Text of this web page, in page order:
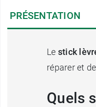
PRÉSENTATION
Le stick
réparer et
Quels